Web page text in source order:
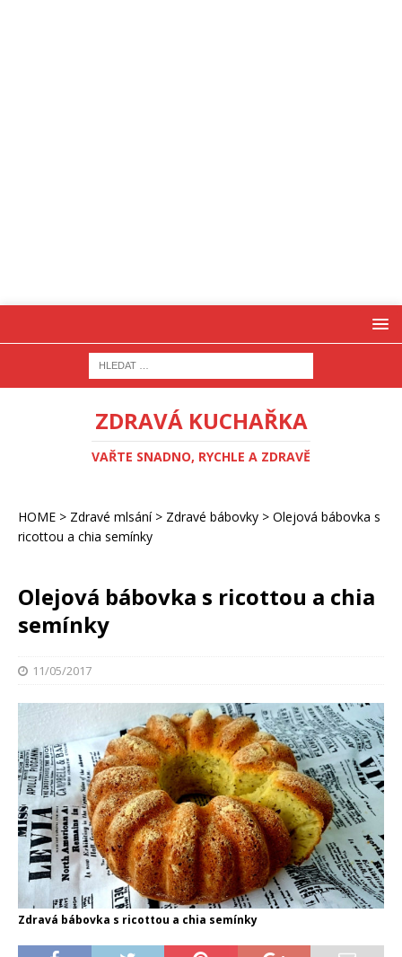
ZDRAVÁ KUCHAŘKA
VAŘTE SNADNO, RYCHLE A ZDRAVĚ
HOME > Zdravé mlsání> Zdravé bábovky > Olejová bábovka s
ricottou a chia semínky
Olejová bábovka s ricottou a chia
semínky
11/05/2017
Zdravá bábovka s ricottou a chia semínky